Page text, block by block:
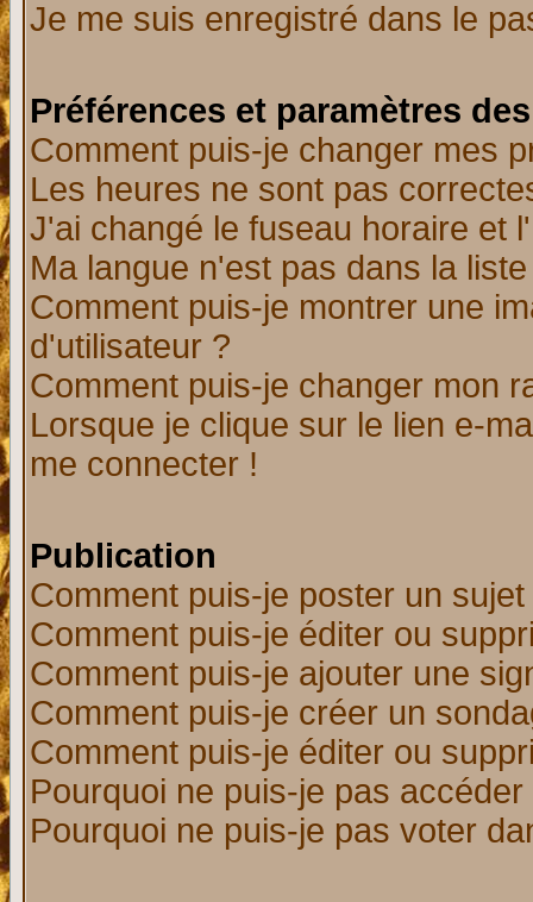
Je me suis enregistré dans le
Préférences et paramètres
Comment puis-je changer mes
Les heures ne sont pas
J'ai changé le fuseau horaire et
Ma langue n'est pas dans la
Comment puis-je montrer une
d'utilisateur ?
Comment puis-je changer mon
Lorsque je clique sur le lien e-
me connecter !
Publication
Comment puis-je poster un
Comment puis-je éditer ou
Comment puis-je ajouter une
Comment puis-je créer un
Comment puis-je éditer ou
Pourquoi ne puis-je pas
Pourquoi ne puis-je pas voter